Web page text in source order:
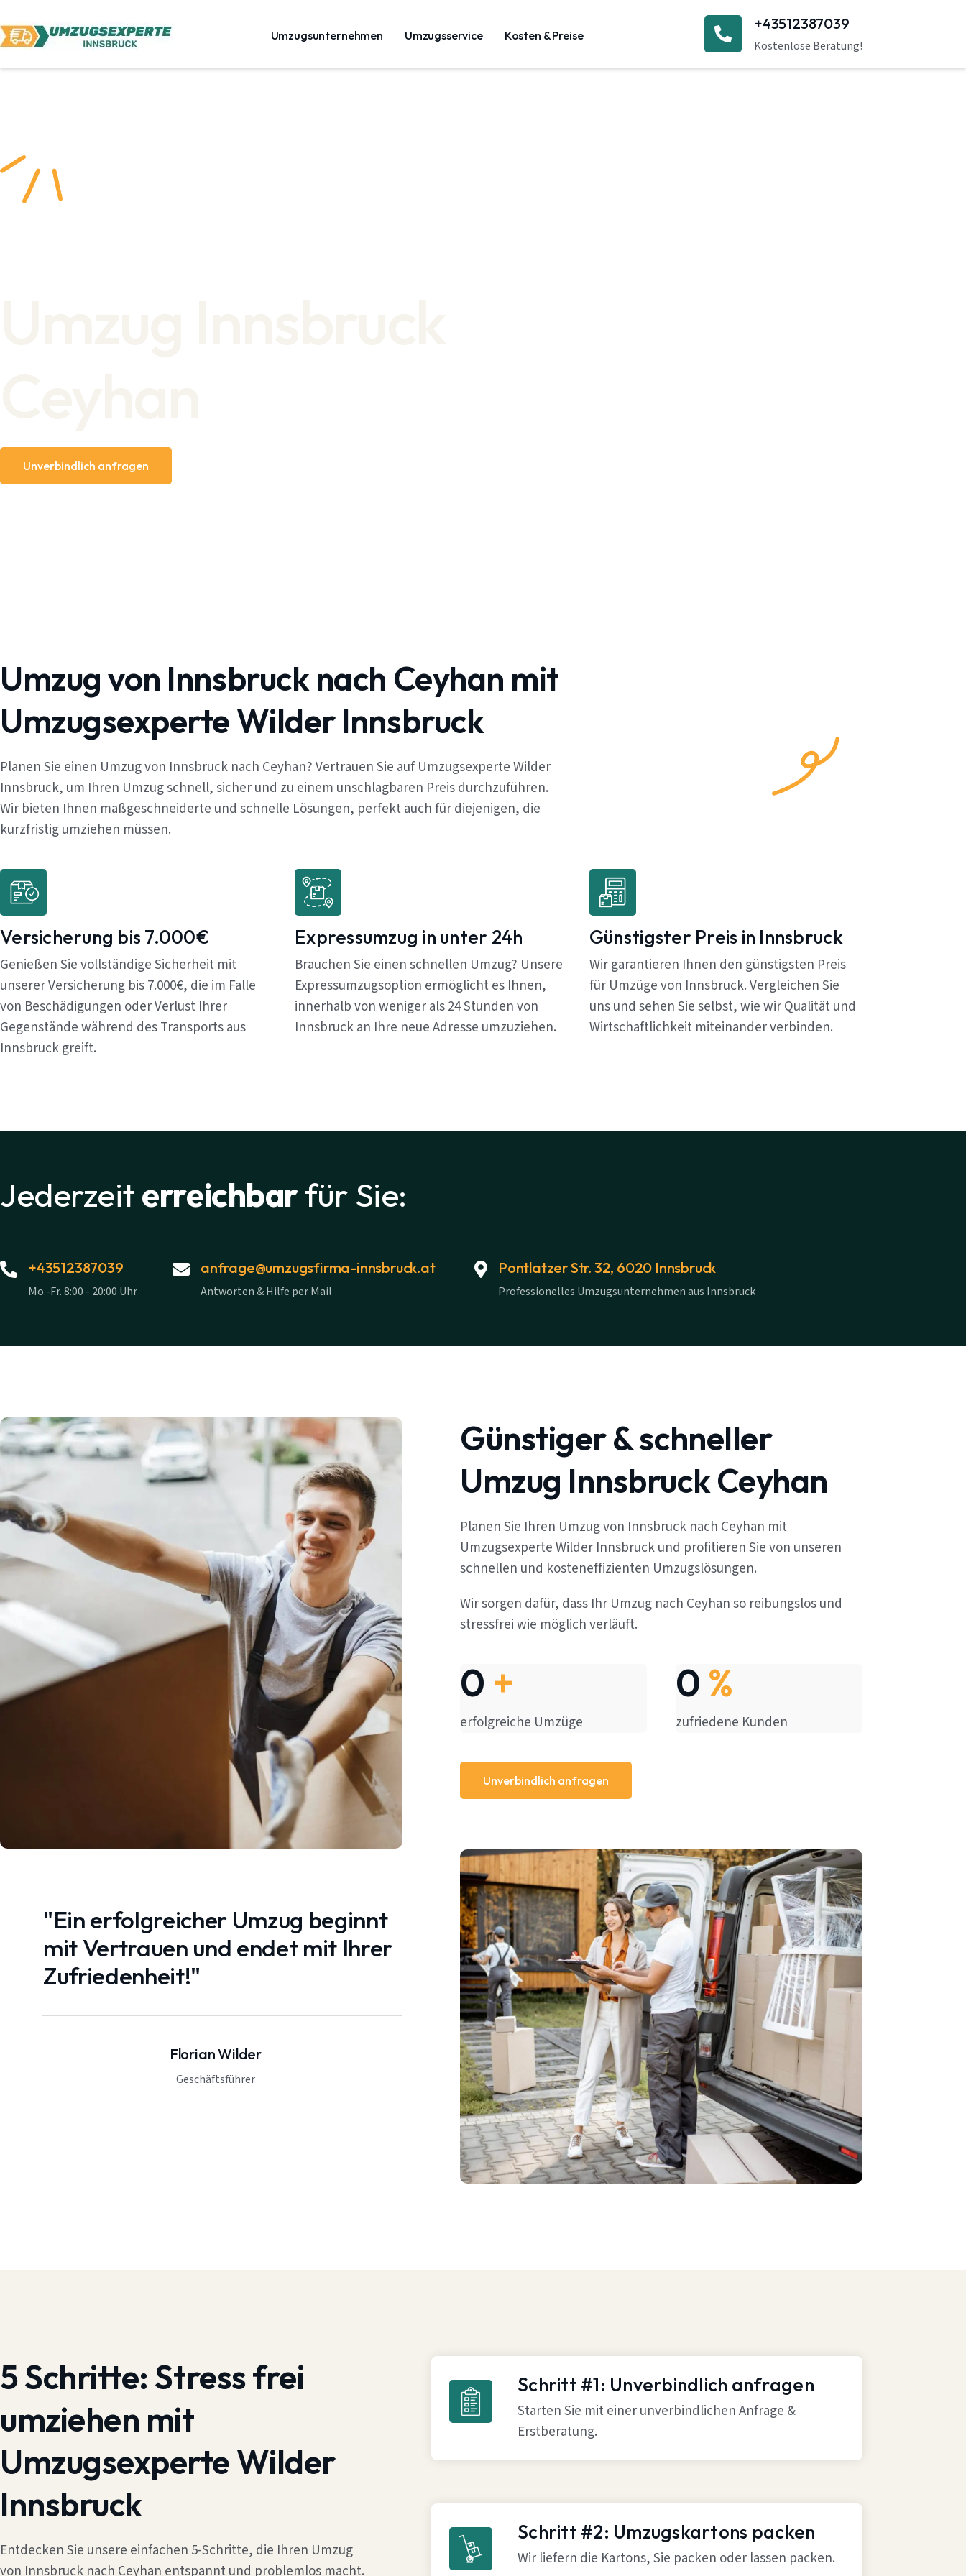
Umzugsunternehmen Umzugsservice Kosten & Preise
+43512387039
Kostenlose Beratung!
Unverbindlich anfragen
Umzug von Innsbruck nach Ceyhan mit
Umzugsexperte Wilder Innsbruck
Planen Sie einen Umzug von Innsbruck nach Ceyhan? Vertrauen Sie auf Umzugsexperte Wilder
Innsbruck, um Ihren Umzug schnell, sicher und zu einem unschlagbaren Preis durchzuführen.
Wir bieten Ihnen maßgeschneiderte und schnelle Lösungen, perfekt auch für diejenigen, die
kurzfristig umziehen müssen.
Versicherung bis 7.000€
Genießen Sie vollständige Sicherheit mit
unserer Versicherung bis 7.000€, die im Falle
von Beschädigungen oder Verlust Ihrer
Gegenstände während des Transports aus
Innsbruck greift.
Expressumzug in unter 24h
Brauchen Sie einen schnellen Umzug? Unsere
Expressumzugsoption ermöglicht es Ihnen,
innerhalb von weniger als 24 Stunden von
Innsbruck an Ihre neue Adresse umzuziehen.
Günstigster Preis in Innsbruck
Wir garantieren Ihnen den günstigsten Preis
für Umzüge von Innsbruck. Vergleichen Sie
uns und sehen Sie selbst, wie wir Qualität und
Wirtschaftlichkeit miteinander verbinden.
Jederzeiterreichbarfür Sie:
+43512387039
Mo.-Fr. 8:00 - 20:00 Uhr
anfrage@umzugsfirma-innsbruck.at
Antworten & Hilfe per Mail
Pontlatzer Str. 32, 6020 Innsbruck
Professionelles Umzugsunternehmen aus Innsbruck
"Ein erfolgreicher Umzug beginnt
mit Vertrauen und endet mit Ihrer
Zufriedenheit!"
Florian Wilder
Geschäftsführer
Günstiger & schneller
Umzug Innsbruck Ceyhan
Planen Sie Ihren Umzug von Innsbruck nach Ceyhan mit
Umzugsexperte Wilder Innsbruck und profitieren Sie von unseren
schnellen und kosteneffizienten Umzugslösungen.
Wir sorgen dafür, dass Ihr Umzug nach Ceyhan so reibungslos und
stressfrei wie möglich verläuft.
0 +
erfolgreiche Umzüge
0 %
zufriedene Kunden
Unverbindlich anfragen
5 Schritte: Stress frei
umziehen mit
Umzugsexperte Wilder
Innsbruck
Entdecken Sie unsere einfachen 5-Schritte, die Ihren Umzug
von Innsbruck nach Ceyhan entspannt und problemlos macht.
Schritt #1: Unverbindlich anfragen
Starten Sie mit einer unverbindlichen Anfrage &
Erstberatung.
Schritt #2: Umzugskartons packen
Wir liefern die Kartons, Sie packen oder lassen packen.